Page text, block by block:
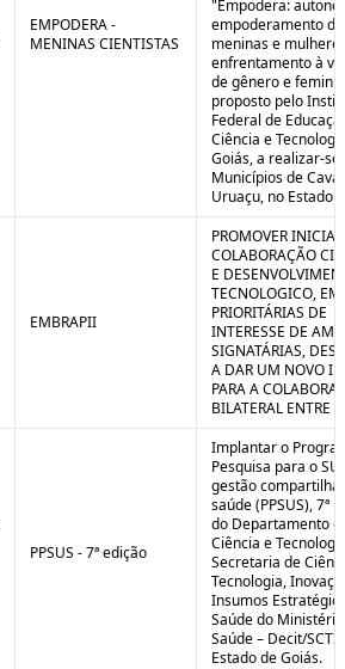
EMPODERA -
MENINAS CIENTISTAS
"Empodera:
empoderamento de
meninas e
enfrentamento à
de gênero e
proposto pelo
Federal de
Ciência e
Goiás, a realizar-se
Municípios de
Uruaçu, no Estado
EMBRAPII
PROMOVER
COLABORAÇÃO
E
TECNOLOGICO, EM
PRIORITÁRIAS DE
INTERESSE DE
SIGNATÁRIAS,
A DAR UM NOVO
PARA A
BILATERAL ENTRE
PPSUS - 7ª edição
Implantar o
Pesquisa para o
gestão
saúde (PPSUS), 7ª
do Departamento
Ciência e
Secretaria de
Tecnologia,
Insumos
Saúde do
Saúde – Decit/
Estado de Goiás.